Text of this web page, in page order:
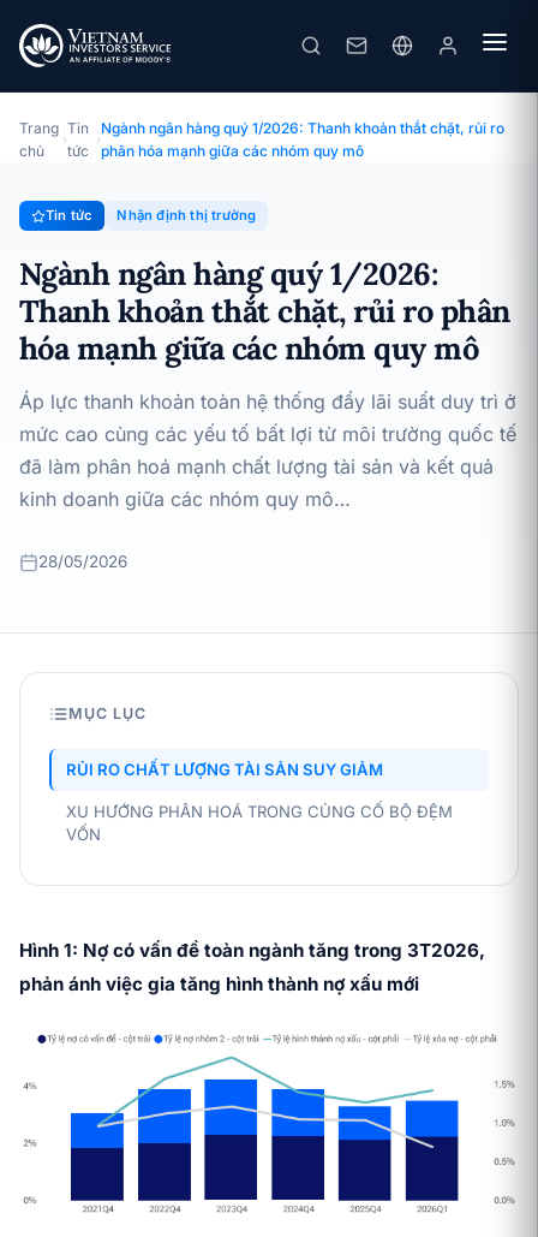
Nhận định thị trường · 28/05/2026
Trang
chủ
›
Tin
tức
›
Ngành ngân hàng quý 1/2026: Thanh khoản thắt chặt, rủi ro
phân hóa mạnh giữa các nhóm quy mô
Tin tức Nhận định thị trường
Ngành ngân hàng quý 1/2026:
Thanh khoản thắt chặt, rủi ro phân
hóa mạnh giữa các nhóm quy mô
Áp lực thanh khoản toàn hệ thống đẩy lãi suất duy trì ở
mức cao cùng các yếu tố bất lợi từ môi trường quốc tế
đã làm phân hoá mạnh chất lượng tài sản và kết quả
kinh doanh giữa các nhóm quy mô…
28/05/2026
Hình 1: Nợ có vấn đề toàn ngành tăng trong 3T2026,
phản ánh việc gia tăng hình thành nợ xấu mới
MỤC LỤC
RỦI RO CHẤT LƯỢNG TÀI SẢN SUY GIẢM
XU HƯỚNG PHÂN HOÁ TRONG CỦNG CỐ BỘ ĐỆM
VỐN